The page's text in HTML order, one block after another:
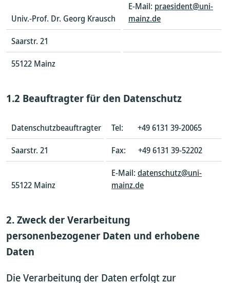
Univ.-Prof. Dr. Georg Krausch
E-Mail: praesident@uni-
mainz.de
Saarstr. 21
55122 Mainz
1.2 Beauftragter für den Datenschutz
Datenschutzbeauftragter
Tel: +49 6131 39-20065
Saarstr. 21
Fax: +49 6131 39-52202
55122 Mainz
E-Mail: datenschutz@uni-
mainz.de
2. Zweck der Verarbeitung
personenbezogener Daten und erhobene
Daten
Die Verarbeitung der Daten erfolgt zur